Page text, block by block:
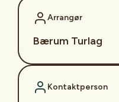
Arrangør
Bærum Turlag
Kontaktperson